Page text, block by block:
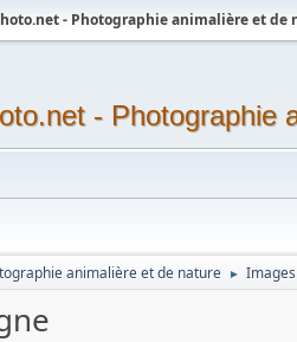
- Photographie animalière et de
- Photographie
animalière et de nature ►